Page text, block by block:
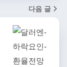
다음 글